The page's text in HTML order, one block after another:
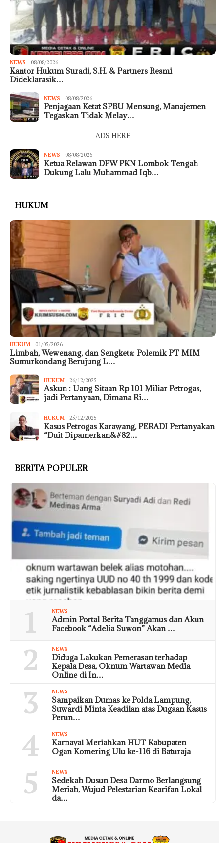
NEWS 08/08/2026
Kantor Hukum Suradi, S.H. & Partners Resmi
Dideklarasik…
NEWS 08/08/2026
Penjagaan Ketat SPBU Mensung, Manajemen
Tegaskan Tidak Melay…
- ADS HERE -
NEWS 08/08/2026
Ketua Relawan DPW PKN Lombok Tengah
Dukung Lalu Muhammad Iqb…
HUKUM
HUKUM 01/05/2026
Limbah, Wewenang, dan Sengketa: Polemik PT MIM
Sumurkondang Berujung L…
HUKUM 26/12/2025
Askun : Uang Sitaan Rp 101 Miliar Petrogas,
jadi Pertanyaan, Dimana Ri…
HUKUM 25/12/2025
Kasus Petrogas Karawang, PERADI Pertanyakan
“Duit Dipamerkan&#82…
BERITA POPULER
1 NEWS
Admin Portal Berita Tanggamus dan Akun
Facebook “Adelia Suwon” Akan …
2 NEWS
Diduga Lakukan Pemerasan terhadap
Kepala Desa, Oknum Wartawan Media
Online di In…
3 NEWS
Sampaikan Dumas ke Polda Lampung,
Suwardi Minta Keadilan atas Dugaan Kasus
Perun…
4 NEWS
Karnaval Meriahkan HUT Kabupaten
Ogan Komering Ulu ke-116 di Baturaja
5 NEWS
Sedekah Dusun Desa Darmo Berlangsung
Meriah, Wujud Pelestarian Kearifan Lokal
da…